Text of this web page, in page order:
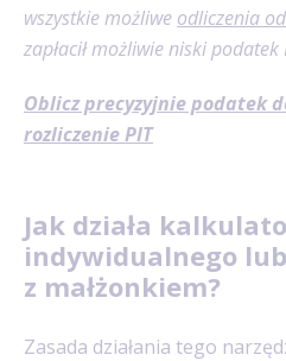
wszystkie możliwe odliczenia
zapłacił możliwie niski podatek
Oblicz precyzyjnie podatek
rozliczenie PIT
Jak działa
indywidualnego
z małżonkiem?
Zasada działania tego